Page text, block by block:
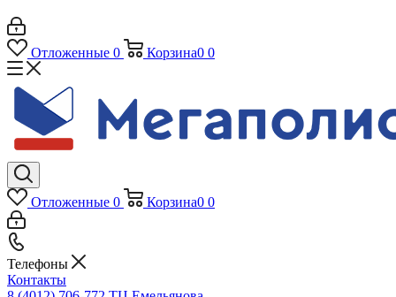
Отложенные 0 Корзина0 0
Отложенные 0 Корзина0 0
Телефоны
Контакты